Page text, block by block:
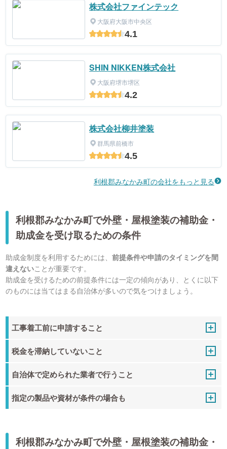
株式会社ファインテック
大阪府大阪市中央区
4.1
SHIN NIKKEN株式会社
大阪府堺市堺区
4.2
株式会社柳井塗装
群馬県前橋市
4.5
利根郡みなかみ町の会社をもっと見る
利根郡みなかみ町で外壁・屋根塗装の補助金・
助成金を受け取るための条件
助成金制度を利用するためには、前提条件や申請のタイミングを間
違えないことが重要です。
助成金を受けるための前提条件には一定の傾向があり、とくに以下
のものには当てはまる自治体が多いので気をつけましょう。
工事着工前に申請すること
税金を滞納していないこと
自治体で定められた業者で行うこと
指定の製品や資材が条件の場合も
利根郡みなかみ町で外壁・屋根塗装の補助金・